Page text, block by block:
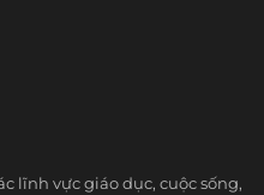
lĩnh vực giáo dục, cuộc sống,